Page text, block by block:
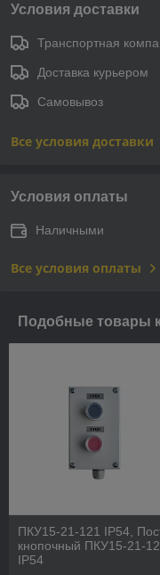
Условия доставки
Транспортная
Доставка курьером
Самовывоз
Все условия доставки
Условия оплаты
Наличными
Все условия оплаты
Подобные товары
ПКУ15-21-121 IP54,
кнопочный ПКУ15-21-
IP54